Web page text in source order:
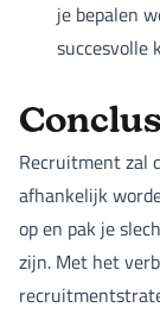
je bepalen
succesvolle
Recruitment zal
afhankelijk
op en pak je
zijn. Met het